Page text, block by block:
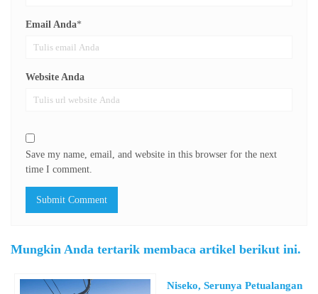
Email Anda*
Website Anda
Save my name, email, and website in this browser for the next
time I comment.
Mungkin Anda tertarik membaca artikel berikut ini.
Niseko, Serunya Petualangan